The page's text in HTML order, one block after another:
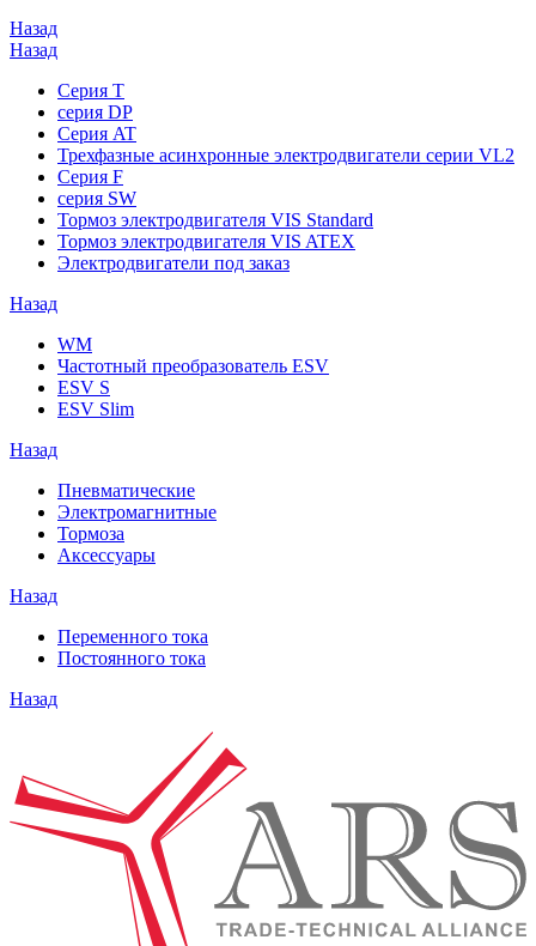
Назад
Назад
Серия T
серия DP
Серия AT
Трехфазные асинхронные электродвигатели серии VL2
Серия F
серия SW
Тормоз электродвигателя VIS Standard
Тормоз электродвигателя VIS ATEX
Электродвигатели под заказ
Назад
WM
Частотный преобразователь ESV
ESV S
ESV Slim
Назад
Пневматические
Электромагнитные
Тормоза
Аксессуары
Назад
Переменного тока
Постоянного тока
Назад